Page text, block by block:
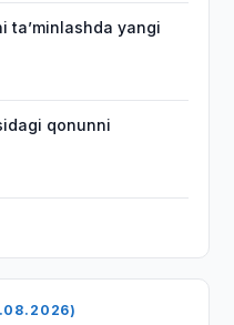
taʼminlashda yangi
qonunni